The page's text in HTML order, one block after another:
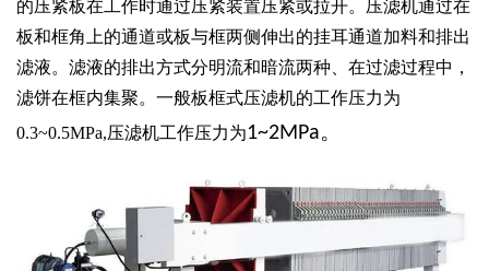
的压紧板在工作时通过压紧装置压紧或拉开。压滤机通过在
板和框角上的通道或板与框两侧伸出的挂耳通道加料和排出
滤液。滤液的排出方式分明流和暗流两种、在过滤过程中，
滤饼在框内集聚。一般板框式压滤机的工作压力为
0.3~0.5MPa,压滤机工作压力为1~2MPa。